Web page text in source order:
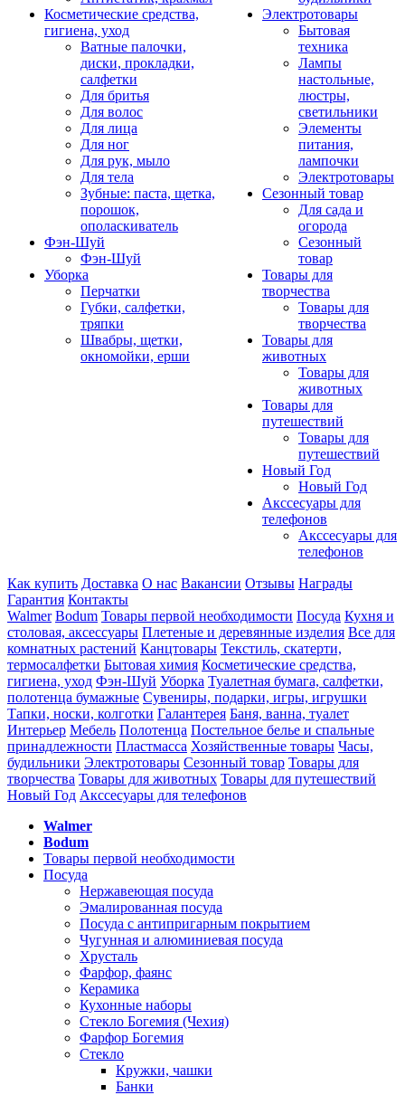
Косметические средства,
гигиена, уход
Ватные палочки,
диски, прокладки,
салфетки
Для бритья
Для волос
Для лица
Для ног
Для рук, мыло
Для тела
Зубные: паста, щетка,
порошок,
ополаскиватель
Фэн-Шуй
Фэн-Шуй
Уборка
Перчатки
Губки, салфетки,
тряпки
Швабры, щетки,
окномойки, ерши
Электротовары
Бытовая
техника
Лампы
настольные,
люстры,
светильники
Элементы
питания,
лампочки
Электротовары
Сезонный товар
Для сада и
огорода
Сезонный
товар
Товары для
творчества
Товары для
творчества
Товары для
животных
Товары для
животных
Товары для
путешествий
Товары для
путешествий
Новый Год
Новый Год
Акссесуары для
телефонов
Акссесуары для
телефонов
Как купить Доставка О нас Вакансии Отзывы Награды
Гарантия Контакты
Walmer Bodum Товары первой необходимости Посуда Кухня и
столовая, аксессуары Плетеные и деревянные изделия Все для
комнатных растений Канцтовары Текстиль, скатерти,
термосалфетки Бытовая химия Косметические средства,
гигиена, уход Фэн-Шуй Уборка Туалетная бумага, салфетки,
полотенца бумажные Сувениры, подарки, игры, игрушки
Тапки, носки, колготки Галантерея Баня, ванна, туалет
Интерьер Мебель Полотенца Постельное белье и спальные
принадлежности Пластмасса Хозяйственные товары Часы,
будильники Электротовары Сезонный товар Товары для
творчества Товары для животных Товары для путешествий
Новый Год Акссесуары для телефонов
Walmer
Bodum
Товары первой необходимости
Посуда
Нержавеющая посуда
Эмалированная посуда
Посуда с антипригарным покрытием
Чугунная и алюминиевая посуда
Хрусталь
Фарфор, фаянс
Керамика
Кухонные наборы
Стекло Богемия (Чехия)
Фарфор Богемия
Стекло
Кружки, чашки
Банки